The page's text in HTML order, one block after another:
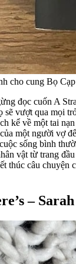
cho cung Bọ Cạp
đọc cuốn A
sẽ vượt qua mọi
kể về một tai
một người vợ
sống bình
vật từ trang
thúc câu chuyện
–